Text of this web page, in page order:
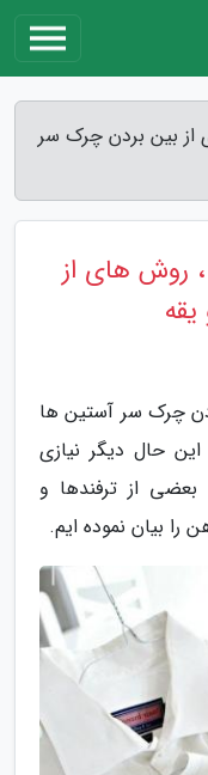
از بین بردن چرک سر
روش های از
چرک سر آستین ها
حال دیگر نیازی
از ترفندها و
را بیان نموده ایم.